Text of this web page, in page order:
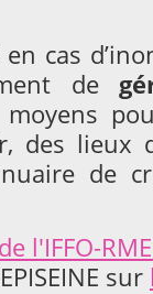
cas
de
moyens
des lieux
de
l'IFFO-
sur